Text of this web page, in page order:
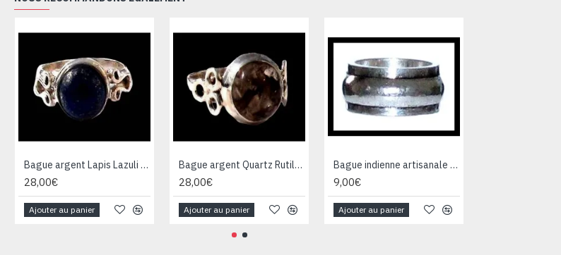
Bague argent Lapis Lazuli - Bijoux Inde - Bijoux indiens
28,00€
Ajouter au panier
Bague argent Quartz Rutile - Bague indienne - Bijoux indiens
28,00€
Ajouter au panier
Bague indienne artisanale en métal - Bijoux fantaisie
9,00€
Ajouter au panier